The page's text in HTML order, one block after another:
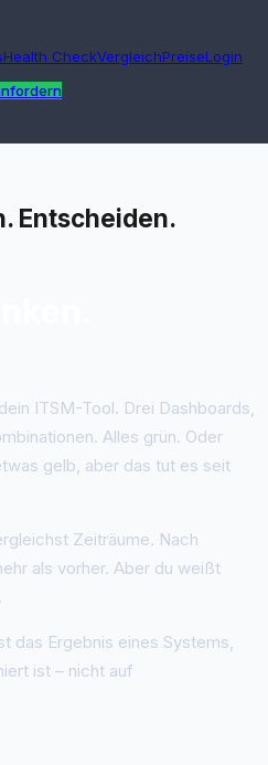
Health CheckVergleichPreiseLogin
Entscheiden.
ITSM-Tool. Drei Dashboards,
Alles grün. Oder
gelb, aber das tut es seit
Zeiträume. Nach
als vorher. Aber du weißt
das Ergebnis eines Systems,
ist – nicht auf